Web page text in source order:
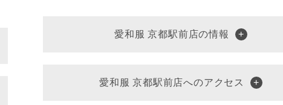
愛和服 京都駅前店の情報
愛和服 京都駅前店へのアクセス